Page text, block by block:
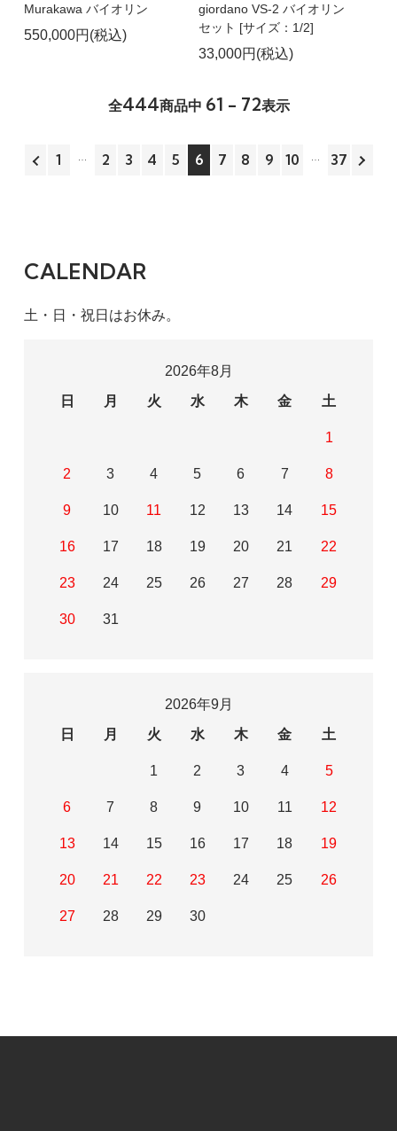
Murakawa バイオリン
550,000円(税込)
giordano VS-2 バイオリン
セット [サイズ：1/2]
33,000円(税込)
全444商品中 61 - 72表示
1 2 3 4 5 6 7 8 9 10 37
CALENDAR
土・日・祝日はお休み。
2026年8月
日
月 火 水 木 金 土
1
2 3 4 5 6 7 8
9 10 11 12 13 14 15
16 17 18 19 20 21 22
23 24 25 26 27 28 29
30 31
2026年9月
日
月 火 水 木 金 土
1 2 3 4 5
6 7 8 9 10 11 12
13 14 15 16 17 18 19
20 21 22 23 24 25 26
27 28 29 30